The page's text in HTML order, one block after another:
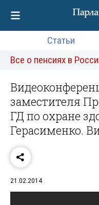
Статьи
Все о пенсиях в
заместителя
ГД по охране
Герасименко.
21.02.2014